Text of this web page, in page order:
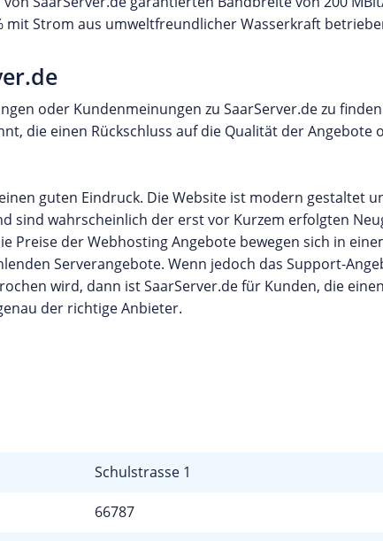
mit Strom aus umweltfreundlicher Wasserkraft
oder Kundenmeinungen zu SaarServer.de zu
die einen Rückschluss auf die Qualität der Angebote
guten Eindruck. Die Website ist modern gestaltet
sind wahrscheinlich der erst vor Kurzem erfolgten
Preise der Webhosting Angebote bewegen sich in
Serverangebote. Wenn jedoch das Support-
wird, dann ist SaarServer.de für Kunden, die
der richtige Anbieter.
Schulstrasse 1
66787